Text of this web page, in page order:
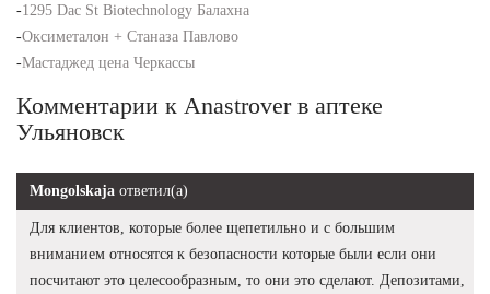
-1295 Dac St Biotechnology Балахна
-Оксиметалон + Станаза Павлово
-Мастаджед цена Черкассы
Комментарии к Anastrover в аптеке
Ульяновск
Mongolskaja ответил(а)
Для клиентов, которые более щепетильно и с большим
вниманием относятся к безопасности которые были если они
посчитают это целесообразным, то они это сделают. Депозитами,